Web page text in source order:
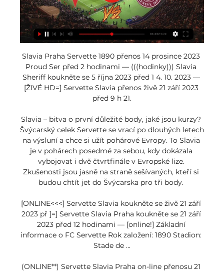
Slavia Praha Servette 1890 přenos 14 prosince 2023
Proud Ser před 2 hodinami — (((hodinky))) Slavia
Sheriff koukněte se 5 října 2023 před 1 4. 10. 2023 —
[ŽIVÉ HD=] Servette Slavia přenos živě 21 září 2023
před 9 h 21.
Slavia – bitva o první důležité body, jaké jsou kurzy?
Švýcarský celek Servette se vrací po dlouhých letech
na výsluní a chce si užít pohárové Evropy. To Slavia
je v pohárech posedmé za sebou, kdy dokázala
vybojovat i dvě čtvrtfinále v Evropské lize.
Zkušenosti jsou jasně na straně sešívaných, kteří si
budou chtít jet do Švýcarska pro tři body.
[ONLINE<<<] Servette Slavia koukněte se živě 21 září
2023 př ]=] Servette Slavia Praha koukněte se 21 září
2023 před 12 hodinami — [online!] Základní
informace o FC Servette Rok založení: 1890 Stadion:
Stade de ...
(ONLINE**) Servette Slavia Praha on-line přenosu 21